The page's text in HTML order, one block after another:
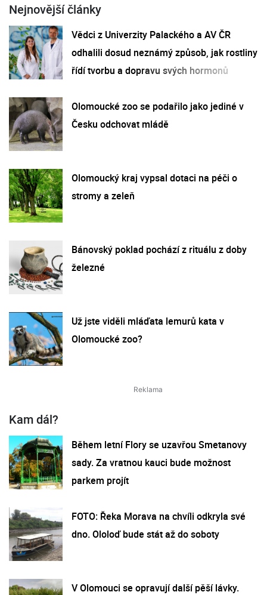
Nejnovější články
Vědci z Univerzity Palackého a AV ČR
odhalili dosud neznámý způsob, jak rostliny
řídí tvorbu a dopravu svých hormonů
Olomoucké zoo se podařilo jako jediné v
Česku odchovat mládě
Olomoucký kraj vypsal dotaci na péči o
stromy a zeleň
Bánovský poklad pochází z rituálu z doby
železné
Už jste viděli mláďata lemurů kata v
Olomoucké zoo?
Kam dál?
Během letní Flory se uzavřou Smetanovy
sady. Za vratnou kauci bude možnost
parkem projít
FOTO: Řeka Morava na chvíli odkryla své
dno. Ololoď bude stát až do soboty
V Olomouci se opravují další pěší lávky.